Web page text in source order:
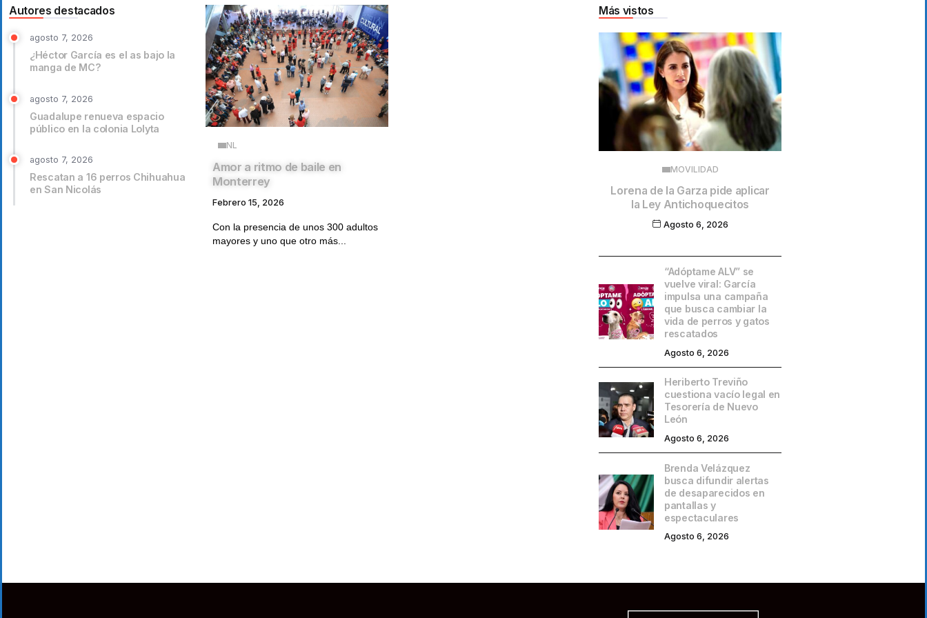
Autores destacados
agosto 7, 2026
¿Héctor García es el as bajo la
manga de MC?
agosto 7, 2026
Guadalupe renueva espacio
público en la colonia Lolyta
agosto 7, 2026
Rescatan a 16 perros Chihuahua
en San Nicolás
NL
Amor a ritmo de baile en
Monterrey
Febrero 15, 2026
Con la presencia de unos 300 adultos
mayores y uno que otro más...
Más vistos
MOVILIDAD
Lorena de la Garza pide aplicar
la Ley Antichoquecitos
Agosto 6, 2026
“Adóptame ALV” se
vuelve viral: García
impulsa una campaña
que busca cambiar la
vida de perros y gatos
rescatados
Agosto 6, 2026
Heriberto Treviño
cuestiona vacío legal en
Tesorería de Nuevo
León
Agosto 6, 2026
Brenda Velázquez
busca difundir alertas
de desaparecidos en
pantallas y
espectaculares
Agosto 6, 2026